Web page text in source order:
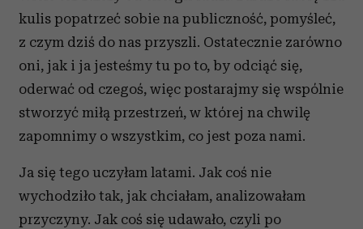
kulis popatrzeć sobie na publiczność, pomyśleć,
z czym dziś do nas przyszli. Ostatecznie zarówno
oni, jak i ja jesteśmy tu po to, by odciąć się,
oderwać od czegoś, więc postarajmy się wspólnie
stworzyć miłą przestrzeń, w której na chwilę
zapomnimy o wszystkim, co jest poza nami.
Ja się tego uczyłam latami. Jak coś nie
wychodziło tak, jak chciałam, analizowałam
przyczyny. Jak coś się udawało, czyli po